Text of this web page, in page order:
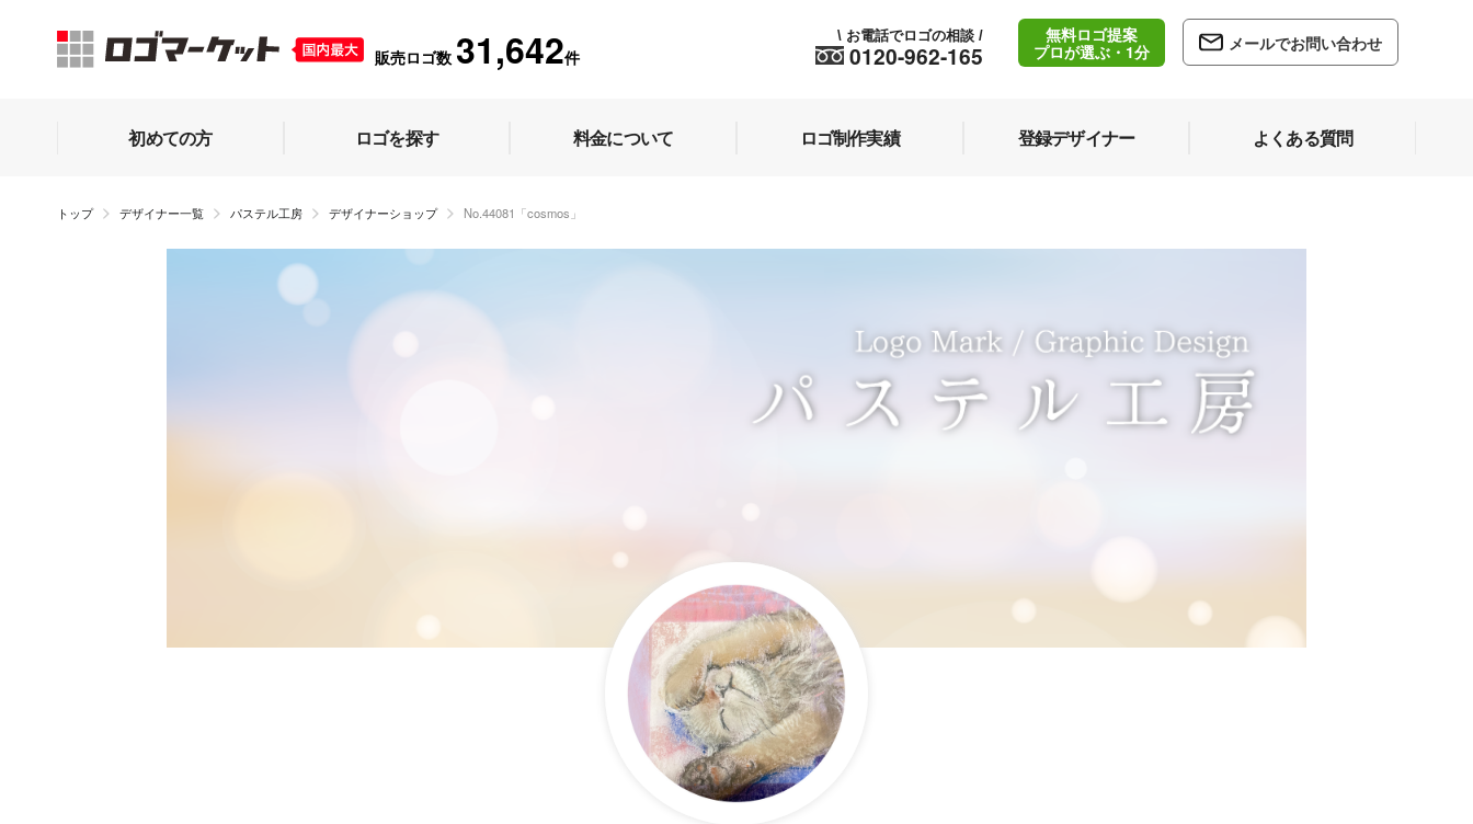
販売ロゴ数 31,642件 0120-962-165
\ お電話でロゴの相談 /
無料ロゴ提案
プロが選ぶ・1分
メールでお問い合わせ
初めての方 ロゴを探す 料金について ロゴ制作実績 登録デザイナー よくある質問
トップ デザイナー一覧 パステル工房 デザイナーショップ No.44081「cosmos」